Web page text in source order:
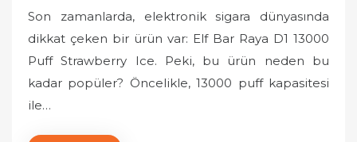
s
t
e
d
Son zamanlarda, elektronik sigara dünyasında
dikkat çeken bir ürün var: Elf Bar Raya D1 13000
Puff Strawberry Ice. Peki, bu ürün neden bu
kadar popüler? Öncelikle, 13000 puff kapasitesi
ile…